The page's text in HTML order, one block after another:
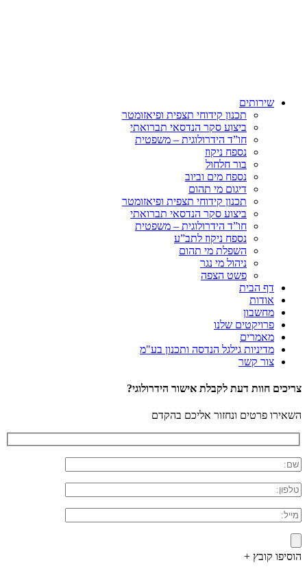
שירותים
תכנון קידוחי תצפית ופיאזומטר
ביצוע סקר הנדסאי תברואתי
חו”ד הידרולוגית – משפטית
נספח ניקוז
בור חלחול
נספח מים וביוב
דיגום מי תהום
תכנון קידוחי תצפית ופיאזומטר
ביצוע סקר הנדסאי תברואתי
חו”ד הידרולוגית – משפטית
נספח ניקוז לתב”ע
השפלת מי תהום
ניהול מי נגר
פשט הצפה
דף הבית
אודות
מחשבון
פרויקטים שלנו
מאמרים
מדיניות גילגל הנדסה ותכנון בע"מ
צור קשר
צריכים חוות דעת לקבלת אישור הידרולוגי?
השאירו פרטים ונחזור אליכם בהקדם
הוסיפו קובץ +